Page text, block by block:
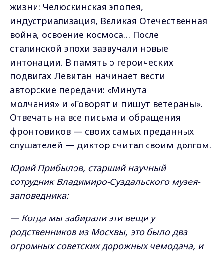
жизни: Челюскинская эпопея,
индустриализация, Великая Отечественная
война, освоение космоса… После
сталинской эпохи зазвучали новые
интонации. В память о героических
подвигах Левитан начинает вести
авторские передачи: «Минута
молчания» и «Говорят и пишут ветераны».
Отвечать на все письма и обращения
фронтовиков — своих самых преданных
слушателей — диктор считал своим долгом.
Юрий Прибылов, старший научный
сотрудник Владимиро-Суздальского музея-
заповедника:
— Когда мы забирали эти вещи у
родственников из Москвы, это было два
огромных советских дорожных чемодана, и